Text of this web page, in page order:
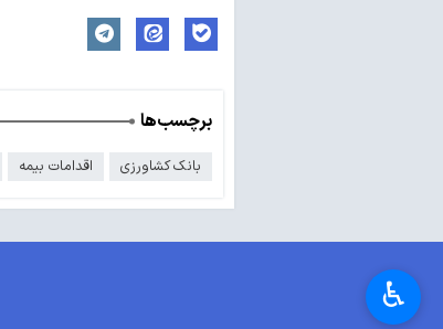
برچسب‌ها
بانک کشاورزی اقدامات بیمه
♿︎